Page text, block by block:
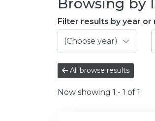
Browsing by
Filter results by year or
All browse results
Now showing 1 - 1 of 1